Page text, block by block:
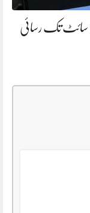
سائٹ تک رسائی